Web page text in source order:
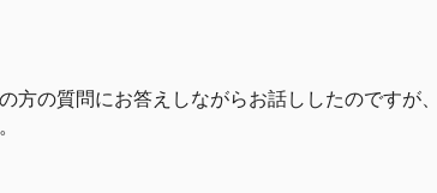
の質問にお答えしながらお話ししたのですが、